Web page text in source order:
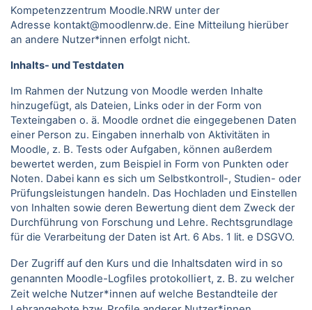
Kompetenzzentrum Moodle.NRW unter der
Adresse kontakt@moodlenrw.de. Eine Mitteilung hierüber
an andere Nutzer*innen erfolgt nicht.
Inhalts- und Testdaten
Im Rahmen der Nutzung von Moodle werden Inhalte
hinzugefügt, als Dateien, Links oder in der Form von
Texteingaben o. ä. Moodle ordnet die eingegebenen Daten
einer Person zu. Eingaben innerhalb von Aktivitäten in
Moodle, z. B. Tests oder Aufgaben, können außerdem
bewertet werden, zum Beispiel in Form von Punkten oder
Noten. Dabei kann es sich um Selbstkontroll-, Studien- oder
Prüfungsleistungen handeln. Das Hochladen und Einstellen
von Inhalten sowie deren Bewertung dient dem Zweck der
Durchführung von Forschung und Lehre. Rechtsgrundlage
für die Verarbeitung der Daten ist Art. 6 Abs. 1 lit. e DSGVO.
Der Zugriff auf den Kurs und die Inhaltsdaten wird in so
genannten Moodle-Logfiles protokolliert, z. B. zu welcher
Zeit welche Nutzer*innen auf welche Bestandteile der